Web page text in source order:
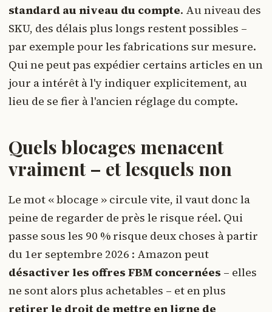
standard au niveau du compte. Au niveau des
SKU, des délais plus longs restent possibles –
par exemple pour les fabrications sur mesure.
Qui ne peut pas expédier certains articles en un
jour a intérêt à l'y indiquer explicitement, au
lieu de se fier à l'ancien réglage du compte.
Quels blocages menacent
vraiment – et lesquels non
Le mot « blocage » circule vite, il vaut donc la
peine de regarder de près le risque réel. Qui
passe sous les 90 % risque deux choses à partir
du 1er septembre 2026 : Amazon peut
désactiver les offres FBM concernées – elles
ne sont alors plus achetables – et en plus
retirer le droit de mettre en ligne de